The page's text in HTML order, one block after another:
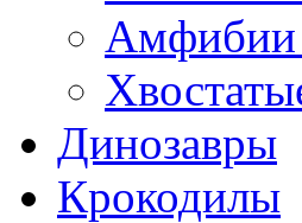
Амфибии
Динозавры
Крокодилы